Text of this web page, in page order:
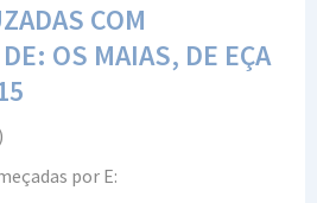
COM
OS MAIAS, DE EÇA
por E: